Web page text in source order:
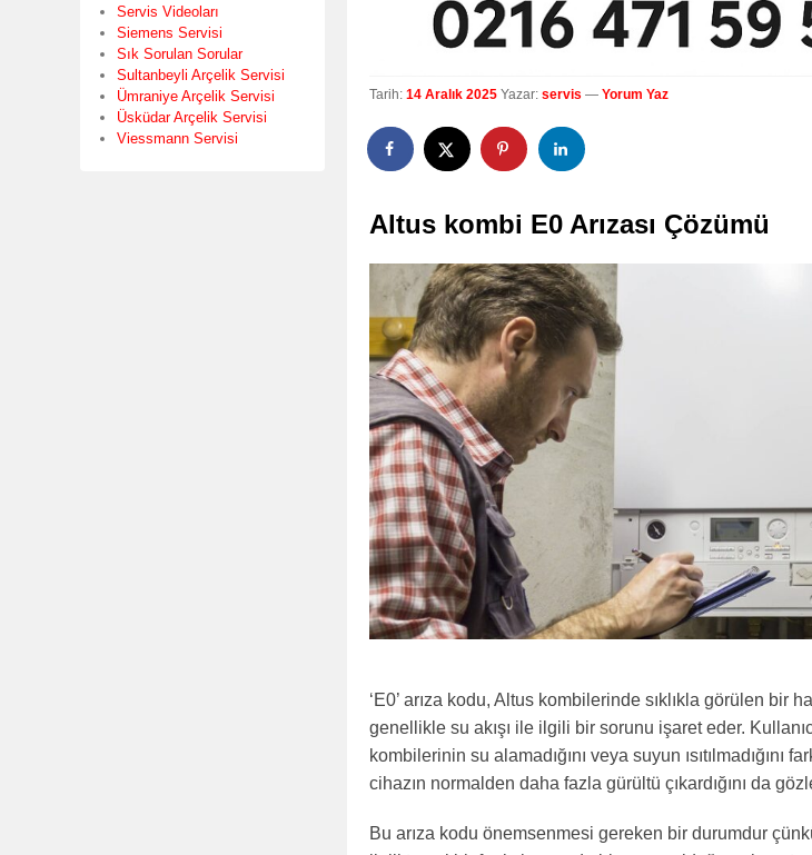
Tarih: 14 Aralık 2025 Yazar: servis — Yorum Yaz
Altus kombi E0 Arızası Çözümü
‘E0’ arıza kodu, Altus kombilerinde sıklıkla görülen bir
genellikle su akışı ile ilgili bir sorunu işaret eder.
kombilerinin su alamadığını veya suyun ısıtılmadığını
cihazın normalden daha fazla gürültü çıkardığını da
Bu arıza kodu önemsenmesi gereken bir durumdur
Servis Videoları
Siemens Servisi
Sık Sorulan Sorular
Sultanbeyli Arçelik Servisi
Ümraniye Arçelik Servisi
Üsküdar Arçelik Servisi
Viessmann Servisi